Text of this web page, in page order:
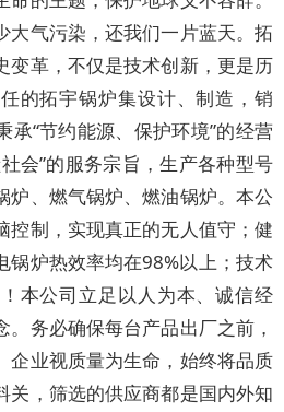
大气污染，还我们一片蓝天。拓
变革，不仅是技术创新，更是历
的拓宇锅炉集设计、制造，销
承“节约能源、保护环境”的经营
会”的服务宗旨，生产各种型号
炉、燃气锅炉、燃油锅炉。本公
控制，实现真正的无人值守；健
锅炉热效率均在98%以上；技术
本公司立足以人为本、诚信经
务必确保每台产品出厂之前，
企业视质量为生命，始终将品质
关，筛选的供应商都是国内外知